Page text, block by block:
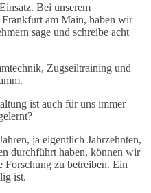
Bei unserem
am Main, haben wir
sage und schreibe acht
Zugseiltraining und
ist auch für uns immer
ja eigentlich Jahrzehnten,
durchführt haben, können wir
Forschung zu betreiben. Ein
ist.